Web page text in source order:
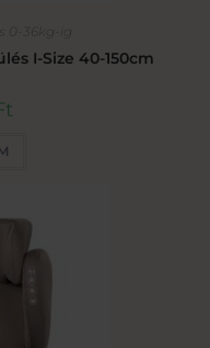
0-36kg-ig
I-Size 40-150cm